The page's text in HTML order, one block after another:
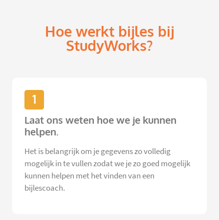
Hoe werkt bijles bij
StudyWorks?
1
Laat ons weten hoe we je kunnen
helpen.
Het is belangrijk om je gegevens zo volledig
mogelijk in te vullen zodat we je zo goed mogelijk
kunnen helpen met het vinden van een
bijlescoach.